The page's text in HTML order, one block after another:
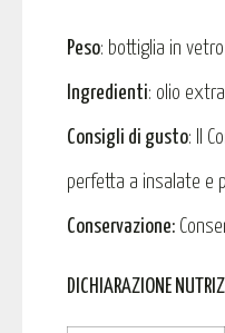
Peso: bottiglia in
Ingredienti: olio
Consigli di gusto: Il
perfetta a insalate e
Conservazione:
DICHIARAZIONE